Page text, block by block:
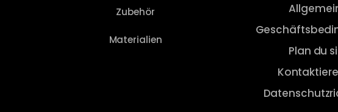
Zubehör
Materialien
Plan du